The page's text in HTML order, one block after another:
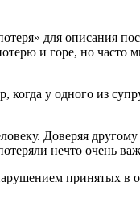
для описания
и горе, но часто
у одного из
Доверяя
нечто очень
принятых в